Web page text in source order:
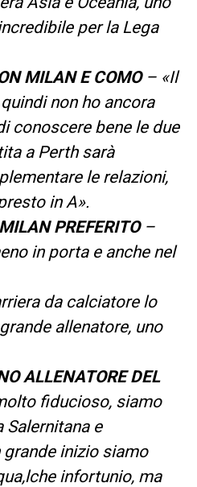
per la Lega
MILAN E COMO – «Il
non ho ancora
conoscere bene le due
a Perth sarà
le relazioni,
in A».
PREFERITO–
in porta e anche nel
da calciatore lo
allenatore, uno
ALLENATORE DEL
fiducioso, siamo
Salernitana e
grande inizio siamo
infortunio, ma